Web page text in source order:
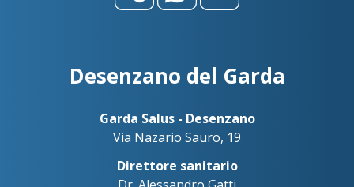
Desenzano del Garda
Garda Salus - Desenzano
Via Nazario Sauro, 19
Direttore sanitario